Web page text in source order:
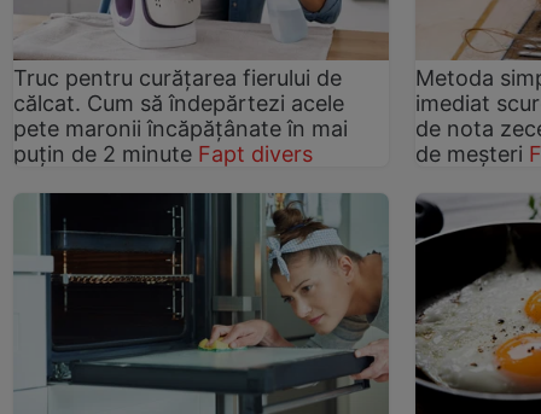
Truc pentru curățarea fierului de
călcat. Cum să îndepărtezi acele
pete maronii încăpățânate în mai
puțin de 2 minute Fapt divers
Metoda
imediat
de nota
de meșteri